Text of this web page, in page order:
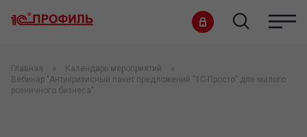
Главная
Календарь мероприятий
Вебинар "Антикризисный пакет предложений "1С-Просто" для малого
розничного бизнеса"